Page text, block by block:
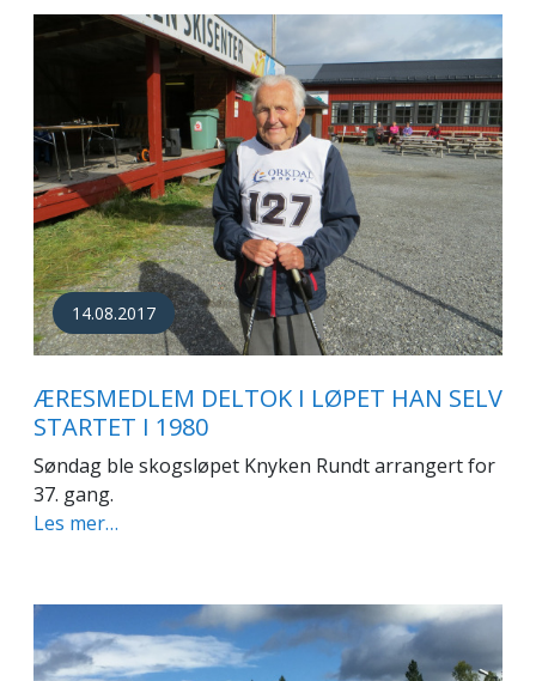
14.08.2017
ÆRESMEDLEM DELTOK I LØPET HAN SELV
STARTET I 1980
Søndag ble skogsløpet Knyken Rundt arrangert for
37. gang.
Les mer…